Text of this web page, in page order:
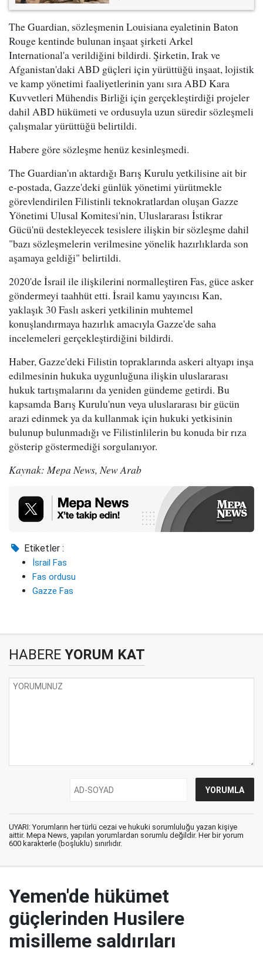
The Guardian, sözleşmenin Louisiana eyaletinin Baton
Rouge kentinde bulunan inşaat şirketi Arkel
International'a verildiğini bildirdi. Şirketin, Irak ve
Afganistan'daki ABD güçleri için yürüttüğü inşaat, lojistik
ve kamp yönetimi faaliyetlerinin yanı sıra ABD Kara
Kuvvetleri Mühendis Birliği için gerçekleştirdiği projeler
dahil ABD hükümeti ve ordusuyla uzun süredir sözleşmeli
çalışmalar yürüttüğü belirtildi.
Habere göre sözleşme henüz kesinleşmedi.
The Guardian'ın aktardığı Barış Kurulu yetkilisine ait bir
e-postada, Gazze'deki günlük yönetimi yürütmekle
görevlendirilen Filistinli teknokratlardan oluşan Gazze
Yönetimi Ulusal Komitesi'nin, Uluslararası İstikrar
Gücü'nü destekleyecek tesislere ilişkin bir sözleşme dahil
"bazı sözleşmelerin verilmesine yönelik hazırlıklarda son
aşamaya geldiği" belirtildi.
2020'de İsrail ile ilişkilerini normalleştiren Fas, güce asker
göndermeyi taahhüt etti. İsrail kamu yayıncısı Kan,
yaklaşık 30 Faslı askeri yetkilinin muhtemel
konuşlandırmaya hazırlık amacıyla Gazze'de saha
incelemeleri gerçekleştirdiğini bildirdi.
Haber, Gazze'deki Filistin topraklarında askeri altyapı inşa
edilmesinin hukuka uygunluğuna ilişkin uluslararası
hukuk tartışmalarını da yeniden gündeme getirdi. Bu
kapsamda Barış Kurulu'nun veya uluslararası bir gücün
arazi edinmek ya da kullanmak için hukuki yetkisinin
bulunup bulunmadığı ve Filistinlilerin bu konuda bir rıza
gösterip göstermediği sorgulanıyor.
Kaynak: Mepa News, New Arab
Etiketler :
İsrail Fas
Fas ordusu
Gazze Fas
HABERE YORUM KAT
UYARI: Yorumların her türlü cezai ve hukuki sorumluluğu yazan kişiye
aittir. Mepa News, yapılan yorumlardan sorumlu değildir. Her bir yorum
600 karakterle (boşluklu) sınırlıdır.
Yemen'de hükümet
güçlerinden Husilere
misilleme saldırıları